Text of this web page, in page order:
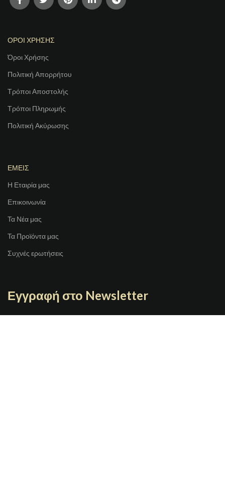
ΟΡΟΙ ΧΡΗΣΗΣ
Όροι Χρήσης
Πολιτική Απορρήτου
Τρόποι Αποστολής
Τρόποι Πληρωμής
Πολιτική Ακύρωσης
ΕΜΕΙΣ
Η Εταιρία μας
Επικοινωνία
Τα Νέα μας
Τα Προϊόντα μας
Συχνές ερωτήσεις
Εγγραφή στο Newsletter